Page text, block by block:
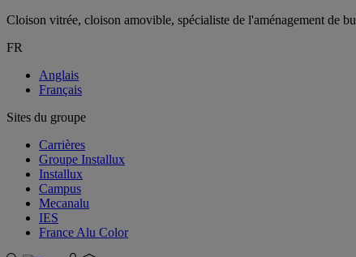
Cloison vitrée, cloison amovible, spécialiste de l'aménagement de
FR
Anglais
Français
Sites du groupe
Carrières
Groupe Installux
Installux
Campus
Mecanalu
IES
France Alu Color